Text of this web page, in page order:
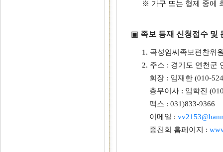
※ 가구 또는 형제 중에
▣ 족보 등재 신청접수 및
1. 곡성임씨족보편찬위
2. 주소 : 경기도 연천군
회장 : 임재한 (010-
총무이사 : 임학진
팩스 : 031)833-9366
이메일 :
종친회 홈페이지 :